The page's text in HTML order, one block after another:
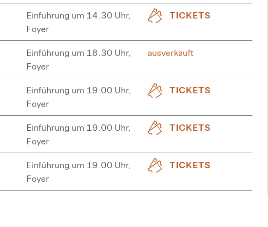
Einführung um 14.30 Uhr,
Foyer
TICKETS
Einführung um 18.30 Uhr,
Foyer
ausverkauft
Einführung um 19.00 Uhr,
Foyer
TICKETS
Einführung um 19.00 Uhr,
Foyer
TICKETS
Einführung um 19.00 Uhr,
Foyer
TICKETS